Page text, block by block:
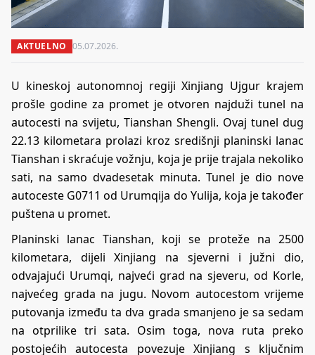
AKTUELNO 05.07.2026.
U kineskoj autonomnoj regiji Xinjiang Ujgur krajem
prošle godine za promet je otvoren najduži tunel na
autocesti na svijetu, Tianshan Shengli. Ovaj tunel dug
22.13 kilometara prolazi kroz središnji planinski lanac
Tianshan i skraćuje vožnju, koja je prije trajala nekoliko
sati, na samo dvadesetak minuta. Tunel je dio nove
autoceste G0711 od Urumqija do Yulija, koja je također
puštena u promet.
Planinski lanac Tianshan, koji se proteže na 2500
kilometara, dijeli Xinjiang na sjeverni i južni dio,
odvajajući Urumqi, najveći grad na sjeveru, od Korle,
najvećeg grada na jugu. Novom autocestom vrijeme
putovanja između ta dva grada smanjeno je sa sedam
na otprilike tri sata. Osim toga, nova ruta preko
postojećih autocesta povezuje Xinjiang s ključnim